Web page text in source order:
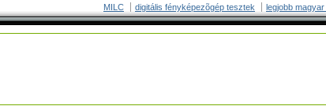
MILC digitális fényképezõgép tesztek legjobb